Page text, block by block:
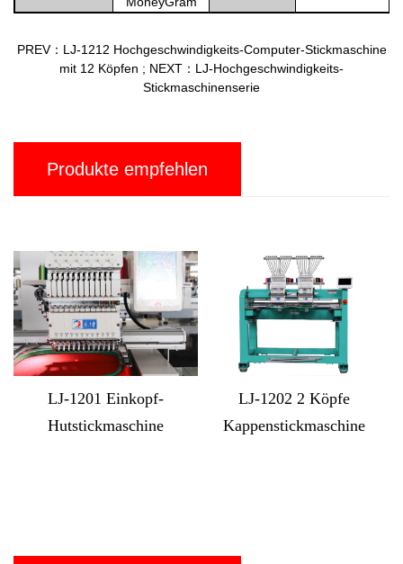
PREV：LJ-1212 Hochgeschwindigkeits-Computer-Stickmaschine
mit 12 Köpfen ; NEXT：LJ-Hochgeschwindigkeits-
Stickmaschinenserie
Produkte empfehlen
Einkopf-
LJ-1202 2 Köpfe
Kappenstickmaschine
LJ-